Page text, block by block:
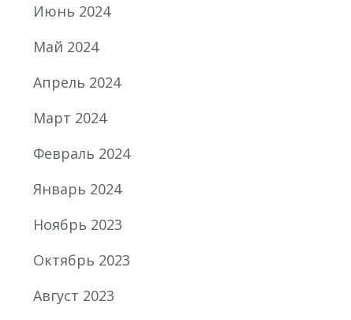
Июнь 2024
Май 2024
Апрель 2024
Март 2024
Февраль 2024
Январь 2024
Ноябрь 2023
Октябрь 2023
Август 2023